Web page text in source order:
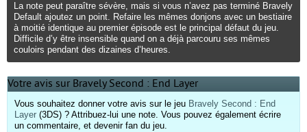
La note peut paraître sévère, mais si vous n’avez pas terminé Bravely
Default ajoutez un point. Refaire les mêmes donjons avec un bestiaire
à moitié identique au premier épisode est le principal défaut du jeu.
Difficile d’y être insensible quand on a déjà parcouru ses mêmes
couloirs pendant des dizaines d’heures.
Votre avis sur Bravely Second : End Layer
Vous souhaitez donner votre avis sur le jeu Bravely Second : End
Layer (3DS) ? Attribuez-lui une note. Vous pouvez également écrire
un commentaire, et devenir fan du jeu.